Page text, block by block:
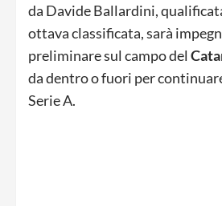
da Davide Ballardini,
ottava classificata, sarà
preliminare sul campo del
da dentro o fuori per
Serie A.